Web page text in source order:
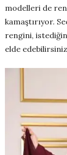
modelleri de
kamaştırıyor.
rengini,
elde